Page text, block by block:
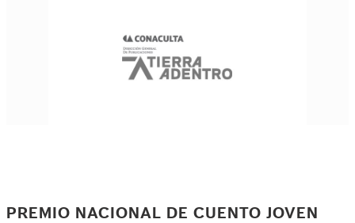
PREMIO NACIONAL DE CUENTO JOVEN